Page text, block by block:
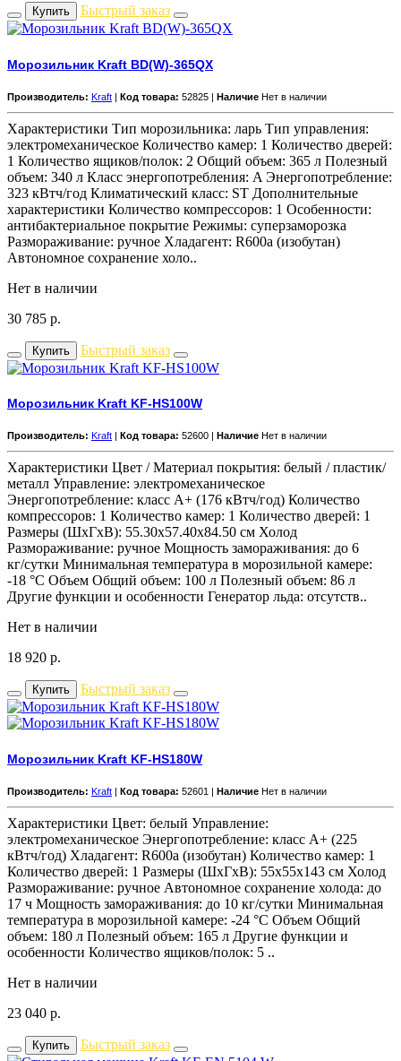
Купить Быстрый заказ
Морозильник Kraft BD(W)-365QX
Производитель: Kraft | Код товара: 52825 | Наличие Нет в наличии
Характеристики Тип морозильника: ларь Тип управления:
электромеханическое Количество камер: 1 Количество дверей:
1 Количество ящиков/полок: 2 Общий объем: 365 л Полезный
объем: 340 л Класс энергопотребления: A Энергопотребление:
323 кВтч/год Климатический класс: ST Дополнительные
характеристики Количество компрессоров: 1 Особенности:
антибактериальное покрытие Режимы: суперзаморозка
Размораживание: ручное Хладагент: R600a (изобутан)
Автономное сохранение холо..
Нет в наличии
30 785 р.
Купить Быстрый заказ
Морозильник Kraft KF-HS100W
Производитель: Kraft Код товара: 52600 | Наличие Нет в наличии
Характеристики Цвет / Материал покрытия: белый / пластик/
металл Управление: электромеханическое
Энергопотребление: класс A+ (176 кВтч/год) Количество
компрессоров: 1 Количество камер: 1 Количество дверей: 1
Размеры (ШхГхВ): 55.30х57.40х84.50 см Холод
Размораживание: ручное Мощность замораживания: до 6
кг/cутки Минимальная температура в морозильной камере:
-18 °C Объем Общий объем: 100 л Полезный объем: 86 л
Другие функции и особенности Генератор льда: отсутств..
Нет в наличии
18 920 р.
Купить Быстрый заказ
Морозильник Kraft KF-HS180W
Производитель: Kraft | Код товара: 52601 | Наличие Нет в наличии
Характеристики Цвет: белый Управление:
электромеханическое Энергопотребление: класс A+ (225
кВтч/год) Хладагент: R600a (изобутан) Количество камер: 1
Количество дверей: 1 Размеры (ШхГхВ): 55х55х143 см Холод
Размораживание: ручное Автономное сохранение холода: до
17 ч Мощность замораживания: до 10 кг/cутки Минимальная
температура в морозильной камере: -24 °C Объем Общий
объем: 180 л Полезный объем: 165 л Другие функции и
особенности Количество ящиков/полок: 5 ..
Нет в наличии
23 040 р.
Купить Быстрый заказ